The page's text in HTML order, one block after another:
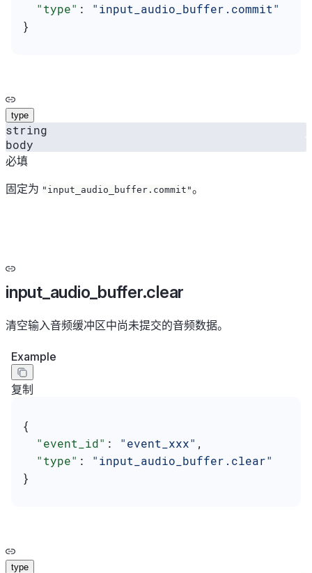
  "type"
: "input_audio_buffer.commit"
}
type
string
body
必填
固定为 "input_audio_buffer.commit"。
input_audio_buffer.clear
清空输入音频缓冲区中尚未提交的音频数据。
Example
复制
{
  "event_id"
: "event_xxx" ,
  "type"
: "input_audio_buffer.clear"
}
type